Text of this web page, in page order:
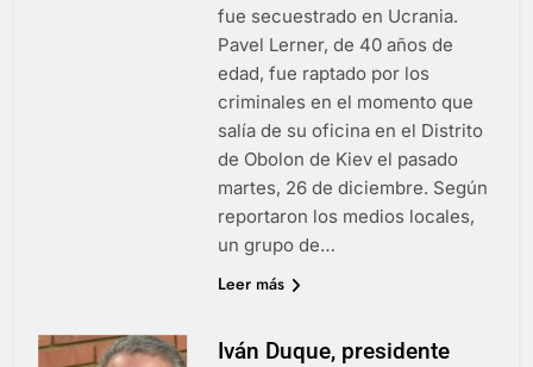
fue secuestrado en Ucrania.
Pavel Lerner, de 40 años de
edad, fue raptado por los
criminales en el momento que
salía de su oficina en el Distrito
de Obolon de Kiev el pasado
martes, 26 de diciembre. Según
reportaron los medios locales,
un grupo de…
Leer más
Iván Duque, presidente